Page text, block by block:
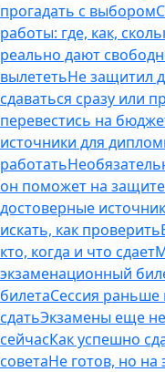
прогадать с выбором
работы: где, как,
реально дают
вылететьНе защитил
сдаваться сразу или
перевестись на
источники для
работать
он поможет на
достоверные
искать, как проверить
кто, когда и что сдает
экзаменационный
билетаСессия раньше
сдатьЭкзамены еще
сейчасКак успешно
советаНе готов, но на